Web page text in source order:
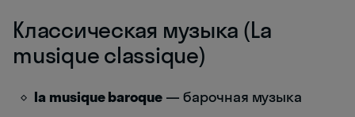
Классическая музыка (La
musique classique)
la musique baroque — барочная музыка